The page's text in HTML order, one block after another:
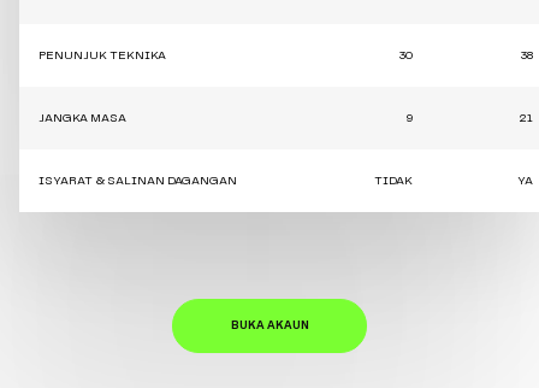
PENUNJUK TEKNIKA 30 38
JANGKA MASA 9 21
ISYARAT & SALINAN DAGANGAN TIDAK YA
BUKA AKAUN